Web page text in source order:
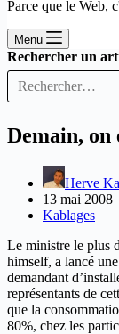
Parce que le Web,
Menu
Rechercher un
Demain,
Herve
13 mai 2008
Kablages
Le ministre le plus
himself, a lancé
demandant
représentants de
que la
80%, chez les